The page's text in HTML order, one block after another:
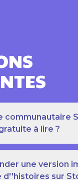
communautaire
à lire ?
une version
d''histoires sur